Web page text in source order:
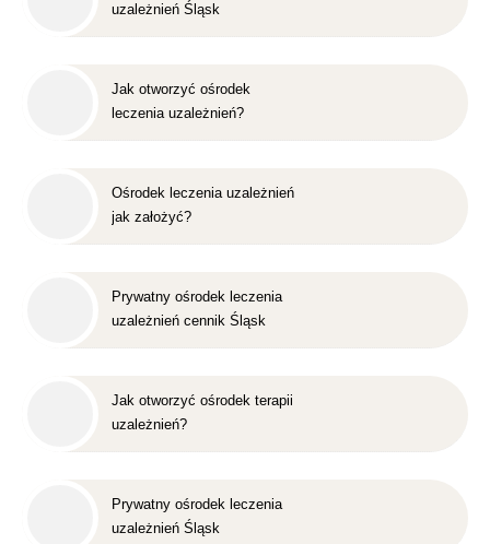
uzależnień Śląsk
Jak otworzyć ośrodek
leczenia uzależnień?
Ośrodek leczenia uzależnień
jak założyć?
Prywatny ośrodek leczenia
uzależnień cennik Śląsk
Jak otworzyć ośrodek terapii
uzależnień?
Prywatny ośrodek leczenia
uzależnień Śląsk